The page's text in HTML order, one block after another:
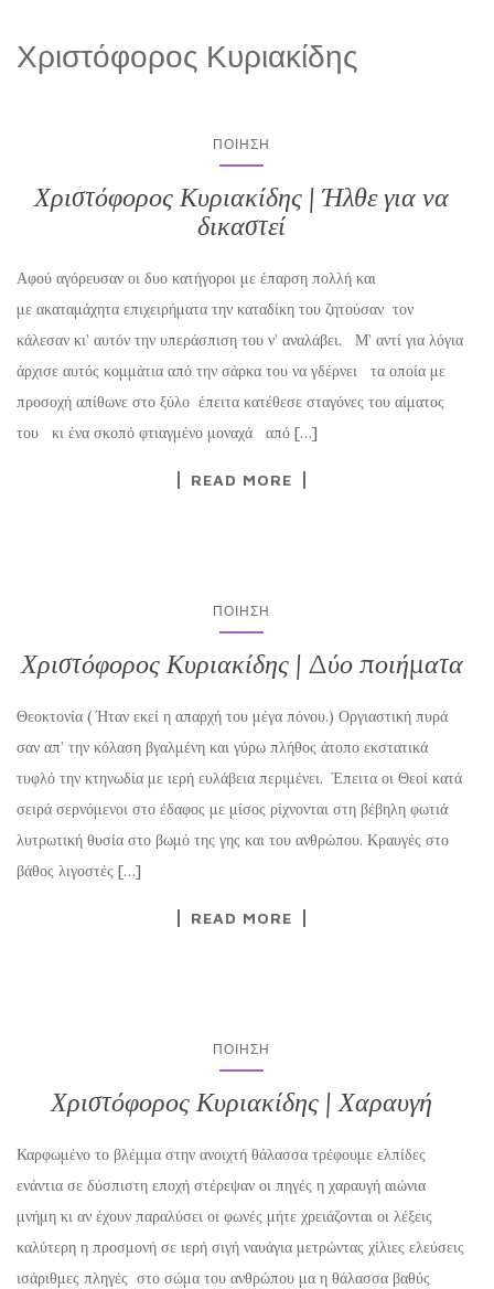
Χριστόφορος Κυριακίδης
ΠΟΊΗΣΗ
Χριστόφορος Κυριακίδης | Ήλθε για να
δικαστεί
Αφού αγόρευσαν οι δυο κατήγοροι με έπαρση πολλή και
με ακαταμάχητα επιχειρήματα την καταδίκη του ζητούσαν τον
κάλεσαν κι’ αυτόν την υπεράσπιση του ν’ αναλάβει. Μ’ αντί για λόγια
άρχισε αυτός κομμάτια από την σάρκα του να γδέρνει τα οποία με
προσοχή απίθωνε στο ξύλο έπειτα κατέθεσε σταγόνες του αίματος
του κι ένα σκοπό φτιαγμένο μοναχά από […]
READ MORE
ΠΟΊΗΣΗ
Χριστόφορος Κυριακίδης | Δύο ποιήματα
Θεοκτονία ( Ήταν εκεί η απαρχή του μέγα πόνου.) Οργιαστική πυρά
σαν απ’ την κόλαση βγαλμένη και γύρω πλήθος άτοπο εκστατικά
τυφλό την κτηνωδία με ιερή ευλάβεια περιμένει. Έπειτα οι Θεοί κατά
σειρά σερνόμενοι στο έδαφος με μίσος ρίχνονται στη βέβηλη φωτιά
λυτρωτική θυσία στο βωμό της γης και του ανθρώπου. Κραυγές στο
βάθος λιγοστές […]
READ MORE
ΠΟΊΗΣΗ
Χριστόφορος Κυριακίδης | Χαραυγή
Καρφωμένο το βλέμμα στην ανοιχτή θάλασσα τρέφουμε ελπίδες
ενάντια σε δύσπιστη εποχή στέρεψαν οι πηγές η χαραυγή αιώνια
μνήμη κι αν έχουν παραλύσει οι φωνές μήτε χρειάζονται οι λέξεις
καλύτερη η προσμονή σε ιερή σιγή ναυάγια μετρώντας χίλιες ελεύσεις
ισάριθμες πληγές στο σώμα του ανθρώπου μα η θάλασσα βαθύς